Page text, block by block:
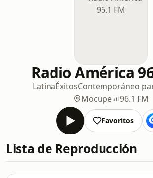
Radio América
LatinaÉxitosContemporáneo
Mocupe
96.1 FM
Favoritos
Lista de Reproducción